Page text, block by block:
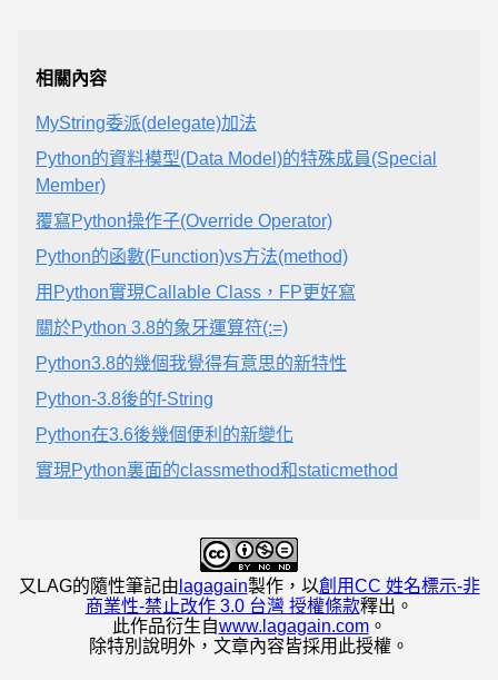
相關內容
MyString委派(delegate)加法
Python的資料模型(Data Model)的特殊成員(Special
Member)
覆寫Python操作子(Override Operator)
Python的函數(Function)vs方法(method)
用Python實現Callable Class，FP更好寫
關於Python 3.8的象牙運算符(:=)
Python3.8的幾個我覺得有意思的新特性
Python-3.8後的f-String
Python在3.6後幾個便利的新變化
實現Python裏面的classmethod和staticmethod
又LAG的隨性筆記由 lagagain製作，以創用CC 姓名標示-非
商業性-禁止改作 3.0 台灣 授權條款釋出。
此作品衍生自www.lagagain.com。
除特別說明外，文章內容皆採用此授權。